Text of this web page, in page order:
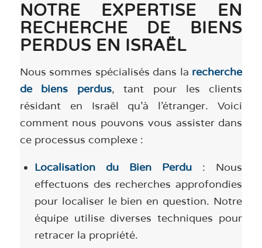
NOTRE EXPERTISE EN
RECHERCHE DE BIENS
PERDUS EN ISRAËL
Nous sommes spécialisés dans la recherche
de biens perdus, tant pour les clients
résidant en Israël qu’à l’étranger. Voici
comment nous pouvons vous assister dans
ce processus complexe :
Localisation du Bien Perdu : Nous
effectuons des recherches approfondies
pour localiser le bien en question. Notre
équipe utilise diverses techniques pour
retracer la propriété.